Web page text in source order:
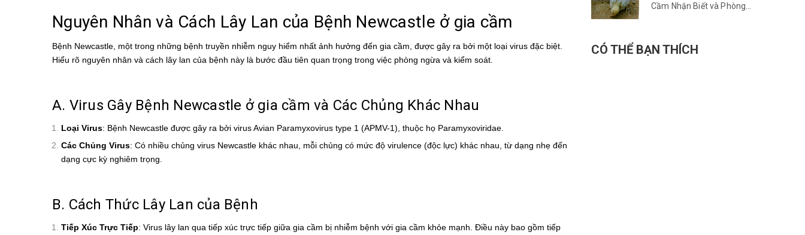
Nguyên Nhân và Cách Lây Lan của Bệnh Newcastle ở gia cầm
Bệnh Newcastle, một trong những bệnh truyền nhiễm nguy hiểm nhất ảnh hưởng đến gia cầm, được gây ra bởi một loại virus đặc biệt.
Hiểu rõ nguyên nhân và cách lây lan của bệnh này là bước đầu tiên quan trọng trong việc phòng ngừa và kiểm soát.
A. Virus Gây Bệnh Newcastle ở gia cầm và Các Chủng Khác Nhau
Loại Virus: Bệnh Newcastle được gây ra bởi virus Avian Paramyxovirus type 1 (APMV-1), thuộc họ Paramyxoviridae.
Các Chủng Virus: Có nhiều chủng virus Newcastle khác nhau, mỗi chủng có mức độ virulence (độc lực) khác nhau, từ dạng nhẹ đến
dạng cực kỳ nghiêm trọng.
B. Cách Thức Lây Lan của Bệnh
Tiếp Xúc Trực Tiếp: Virus lây lan qua tiếp xúc trực tiếp giữa gia cầm bị nhiễm bệnh với gia cầm khỏe mạnh. Điều này bao gồm tiếp
Cầm Nhận Biết và Phòng
CÓ THỂ BẠN THÍCH